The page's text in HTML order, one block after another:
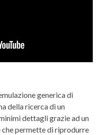
generica di
della ricerca di un
dettagli grazie ad un
che permette di riprodurre